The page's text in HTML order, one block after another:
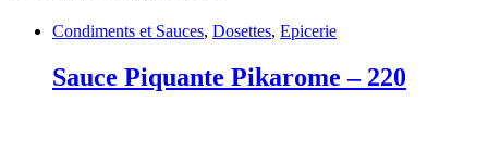
Condiments et Sauces, Dosettes, Epicerie
Sauce Piquante Pikarome – 220